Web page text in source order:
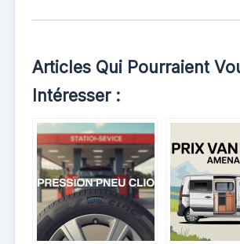
Articles Qui Pourraient
Intéresser :